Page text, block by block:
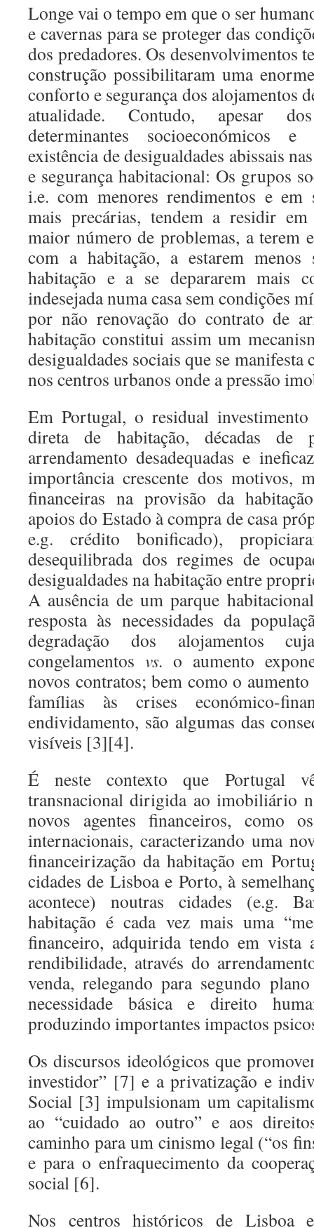
Longe vai o tempo em que o ser
e cavernas para se proteger das
dos predadores. Os desenvolvimentos
construção possibilitaram uma
conforto e segurança dos alojamentos
atualidade. Contudo, apesar
determinantes socioeconómicos
existência de desigualdades abissais
e segurança habitacional: Os grupos
i.e. com menores rendimentos e em
mais precárias, tendem a residir
maior número de problemas, a terem
com a habitação, a estarem
habitação e a se depararem mais
indesejada numa casa sem condições
por não renovação do contrato de
habitação constitui assim um
desigualdades sociais que se
nos centros urbanos onde a pressão
Em Portugal, o residual
direta de habitação, décadas de
arrendamento desadequadas e
importância crescente dos motivos,
financeiras na provisão da
apoios do Estado à compra de casa
e.g. crédito bonificado),
desequilibrada dos regimes de
desigualdades na habitação entre
A ausência de um parque
resposta às necessidades da
degradação dos alojamentos
congelamentos vs. o aumento
novos contratos; bem como o
famílias às crises económico-
endividamento, são algumas das
visíveis [3][4].
É neste contexto que Portugal
transnacional dirigida ao imobiliário
novos agentes financeiros, como
internacionais, caracterizando uma
financeirização da habitação em
cidades de Lisboa e Porto, à
acontece) noutras cidades (e.g.
habitação é cada vez mais uma
financeiro, adquirida tendo em vista
rendibilidade, através do
venda, relegando para segundo
necessidade básica e direito
produzindo importantes impactos
Os discursos ideológicos que
investidor” [7] e a privatização e
Social [3] impulsionam um
ao “cuidado ao outro” e aos
caminho para um cinismo legal (“os
e para o enfraquecimento da
social [6].
Nos centros históricos de Lisboa